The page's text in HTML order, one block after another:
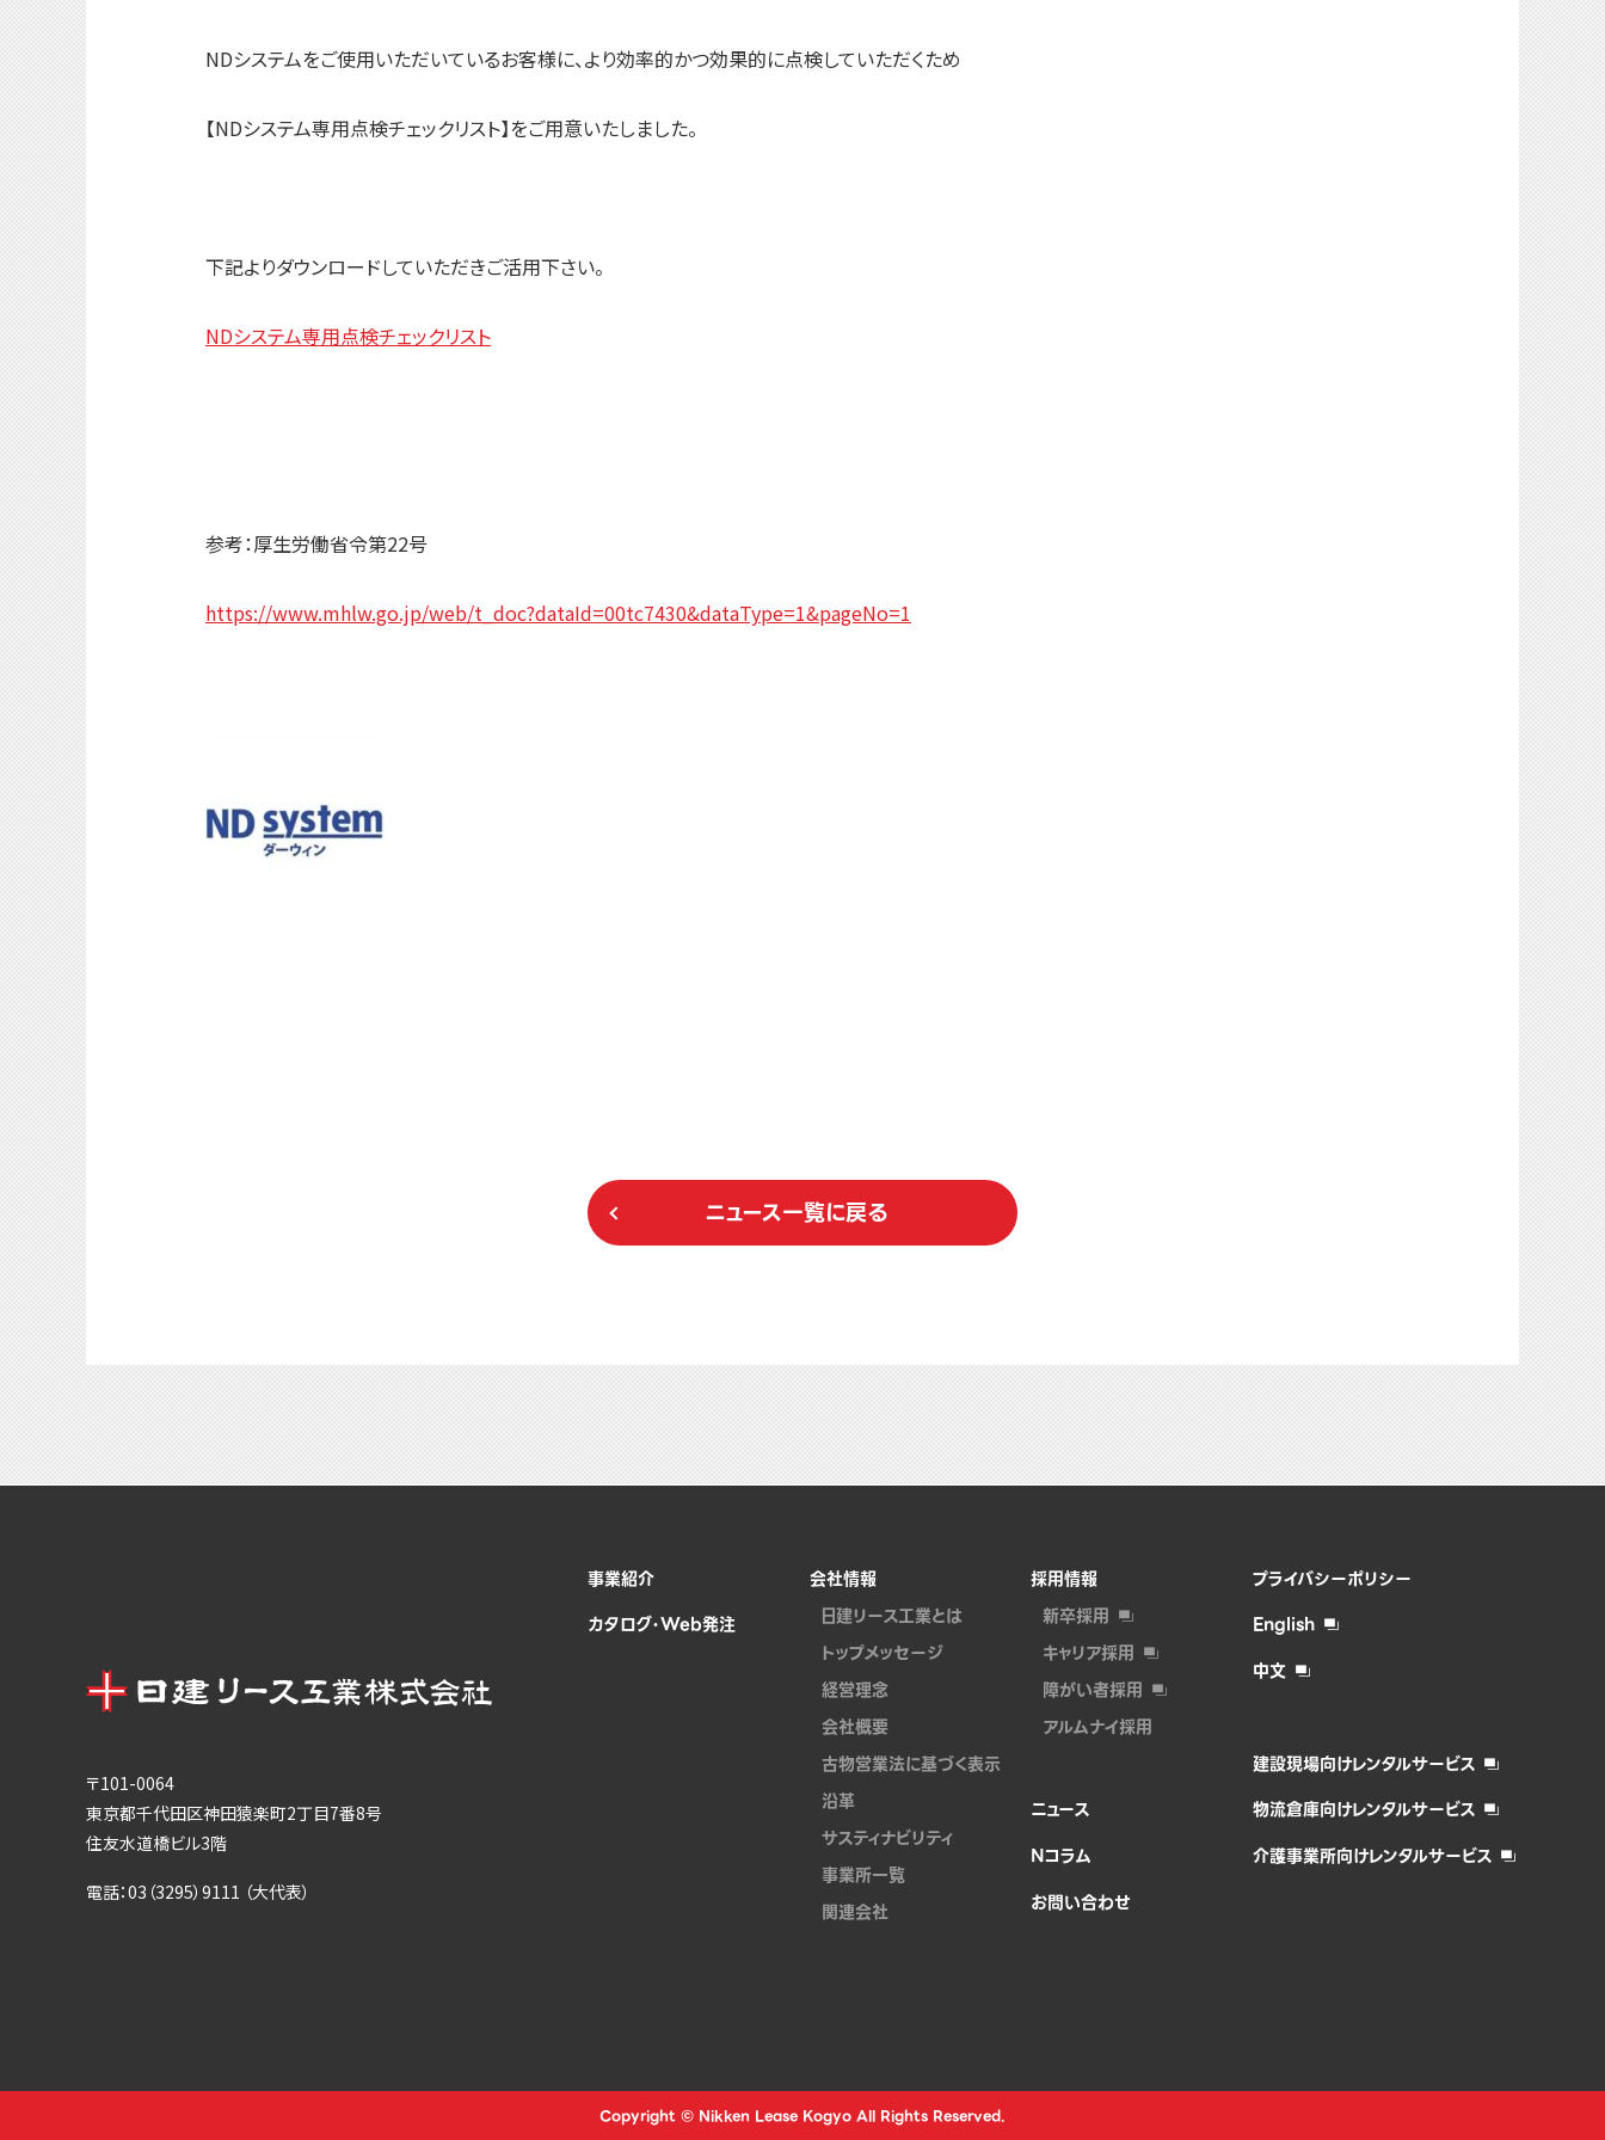
NDシステムをご使用いただいているお客様に、より効率的かつ効果的に点検していただくため
【NDシステム専用点検チェックリスト】をご用意いたしました。
下記よりダウンロードしていただきご活用下さい。
NDシステム専用点検チェックリスト
参考：厚生労働省令第22号
https://www.mhlw.go.jp/web/t_doc?dataId=00tc7430&dataType=1&pageNo=1
ニュース一覧に戻る
〒101-0064
東京都千代田区神田猿楽町2丁目7番8号
住友水道橋ビル3階
電話：03（3295）9111 （大代表）
事業紹介
カタログ・Web発注
会社情報
日建リース工業とは
トップメッセージ
経営理念
会社概要
古物営業法に基づく表示
沿革
サスティナビリティ
事業所一覧
関連会社
採用情報
新卒採用
キャリア採用
障がい者採⽤
アルムナイ採⽤
ニュース
Nコラム
お問い合わせ
プライバシーポリシー
English
中文
建設現場向けレンタルサービス
物流倉庫向けレンタルサービス
介護事業所向けレンタルサービス
Copyright © Nikken Lease Kogyo All Rights Reserved.